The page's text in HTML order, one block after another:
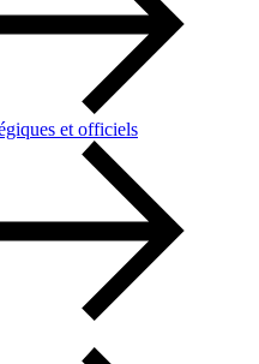
et officiels